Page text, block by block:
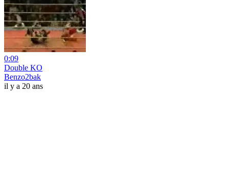
0:09
Double KO
Benzo2bak
il y a 20 ans